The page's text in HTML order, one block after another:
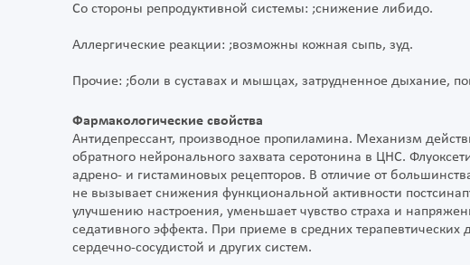
Со стороны репродуктивной системы: ;снижение либидо.
Аллергические реакции: ;возможны кожная сыпь, зуд.
Прочие: ;боли в суставах и мышцах, затрудненное дыхание,
Фармакологические свойства
Антидепрессант, производное пропиламина. Механизм
обратного нейронального захвата серотонина в ЦНС.
адрено- и гистаминовых рецепторов. В отличие от
не вызывает снижения функциональной активности
улучшению настроения, уменьшает чувство страха и
седативного эффекта. При приеме в средних терапевтических
сердечно-сосудистой и других систем.